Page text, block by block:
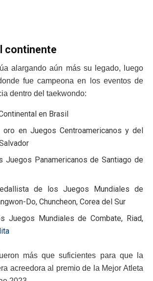
continente
alargando aún más su legado, luego
fue campeona en los eventos de
dentro del taekwondo:
en Brasil
oro en Juegos Centroamericanos y del
Juegos Panamericanos de Santiago de
de los Juegos Mundiales de
Do, Chuncheon, Corea del Sur
Juegos Mundiales de Combate, Riad,
más que suficientes para que la
acreedora al premio de la Mejor Atleta